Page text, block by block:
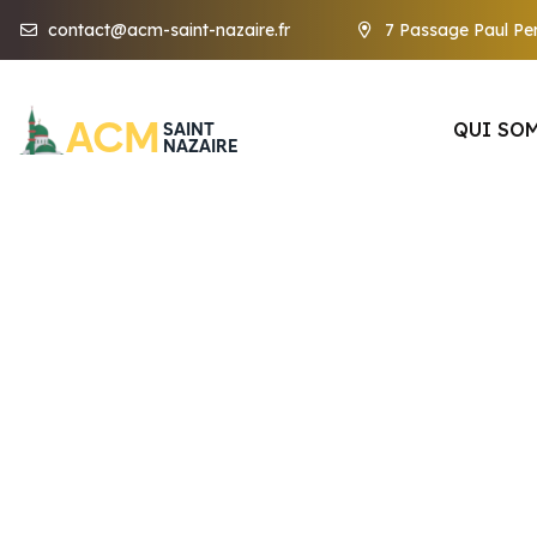
contact@acm-saint-nazaire.fr 7 Passage Paul
QUI